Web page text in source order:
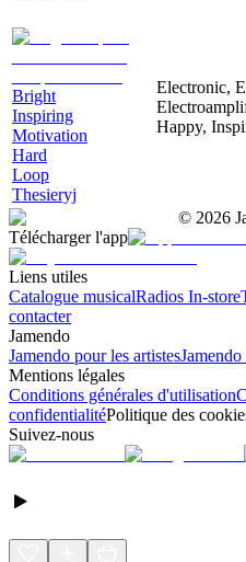
Bright
Inspiring
Motivation
Hard
Loop
Thesieryj
Electronic,
Happy,
© 2026
Télécharger l'app
Liens utiles
Catalogue musicalRadios In-store
contacter
Jamendo
Jamendo pour les artistes
Mentions légales
Conditions générales d'utilisation
confidentialitéPolitique des
Suivez-nous